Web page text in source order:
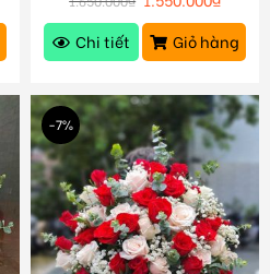
Chi tiết
Giỏ hàng
-7%